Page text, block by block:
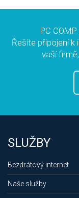
PC
Řešíte připojení k
vaší
SLUŽBY
Bezdrátový internet
Naše služby